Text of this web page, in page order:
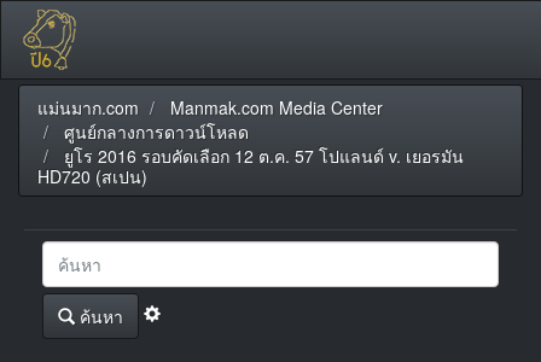
แม่นมาก.com
Manmak.com Media Center
ศูนย์กลางการดาวน์โหลด
ยูโร 2016 รอบคัดเลือก 12 ต.ค. 57 โปแลนด์ v. เยอรมัน
HD720 (สเปน)
ค้นหา